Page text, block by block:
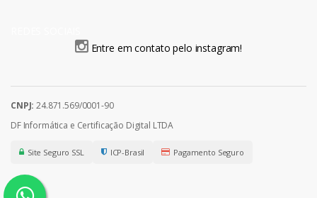
Entre em contato pelo instagram!
CNPJ: 24.871.569/0001-90
DF Informática e Certificação Digital LTDA
Site Seguro SSL ICP-Brasil Pagamento Seguro